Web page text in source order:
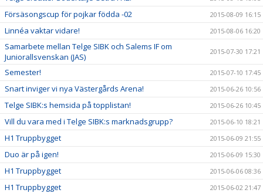
Försäsongscup för pojkar födda -02 2015-08-09 16:15
Linnéa vaktar vidare! 2015-08-06 16:20
Samarbete mellan Telge SIBK och Salems IF om
Juniorallsvenskan (JAS)
2015-07-30 17:21
Semester! 2015-07-10 17:45
Snart inviger vi nya Västergårds Arena! 2015-06-26 10:56
Telge SIBK:s hemsida på topplistan! 2015-06-26 10:45
Vill du vara med i Telge SIBK:s marknadsgrupp? 2015-06-10 18:21
H1 Truppbygget 2015-06-09 21:55
Duo är på igen! 2015-06-09 15:30
H1 Truppbygget 2015-06-06 08:36
H1 Truppbygget 2015-06-02 21:47